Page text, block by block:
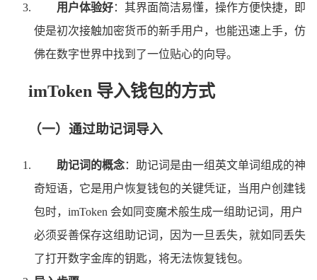
用户体验好：其界面简洁易懂，操作方便快捷，即
使是初次接触加密货币的新手用户，也能迅速上手，仿
佛在数字世界中找到了一位贴心的向导。
imToken 导入钱包的方式
（一）通过助记词导入
助记词的概念：助记词是由一组英文单词组成的神
奇短语，它是用户恢复钱包的关键凭证，当用户创建钱
包时，imToken 会如同变魔术般生成一组助记词，用户
必须妥善保存这组助记词，因为一旦丢失，就如同丢失
了打开数字金库的钥匙，将无法恢复钱包。